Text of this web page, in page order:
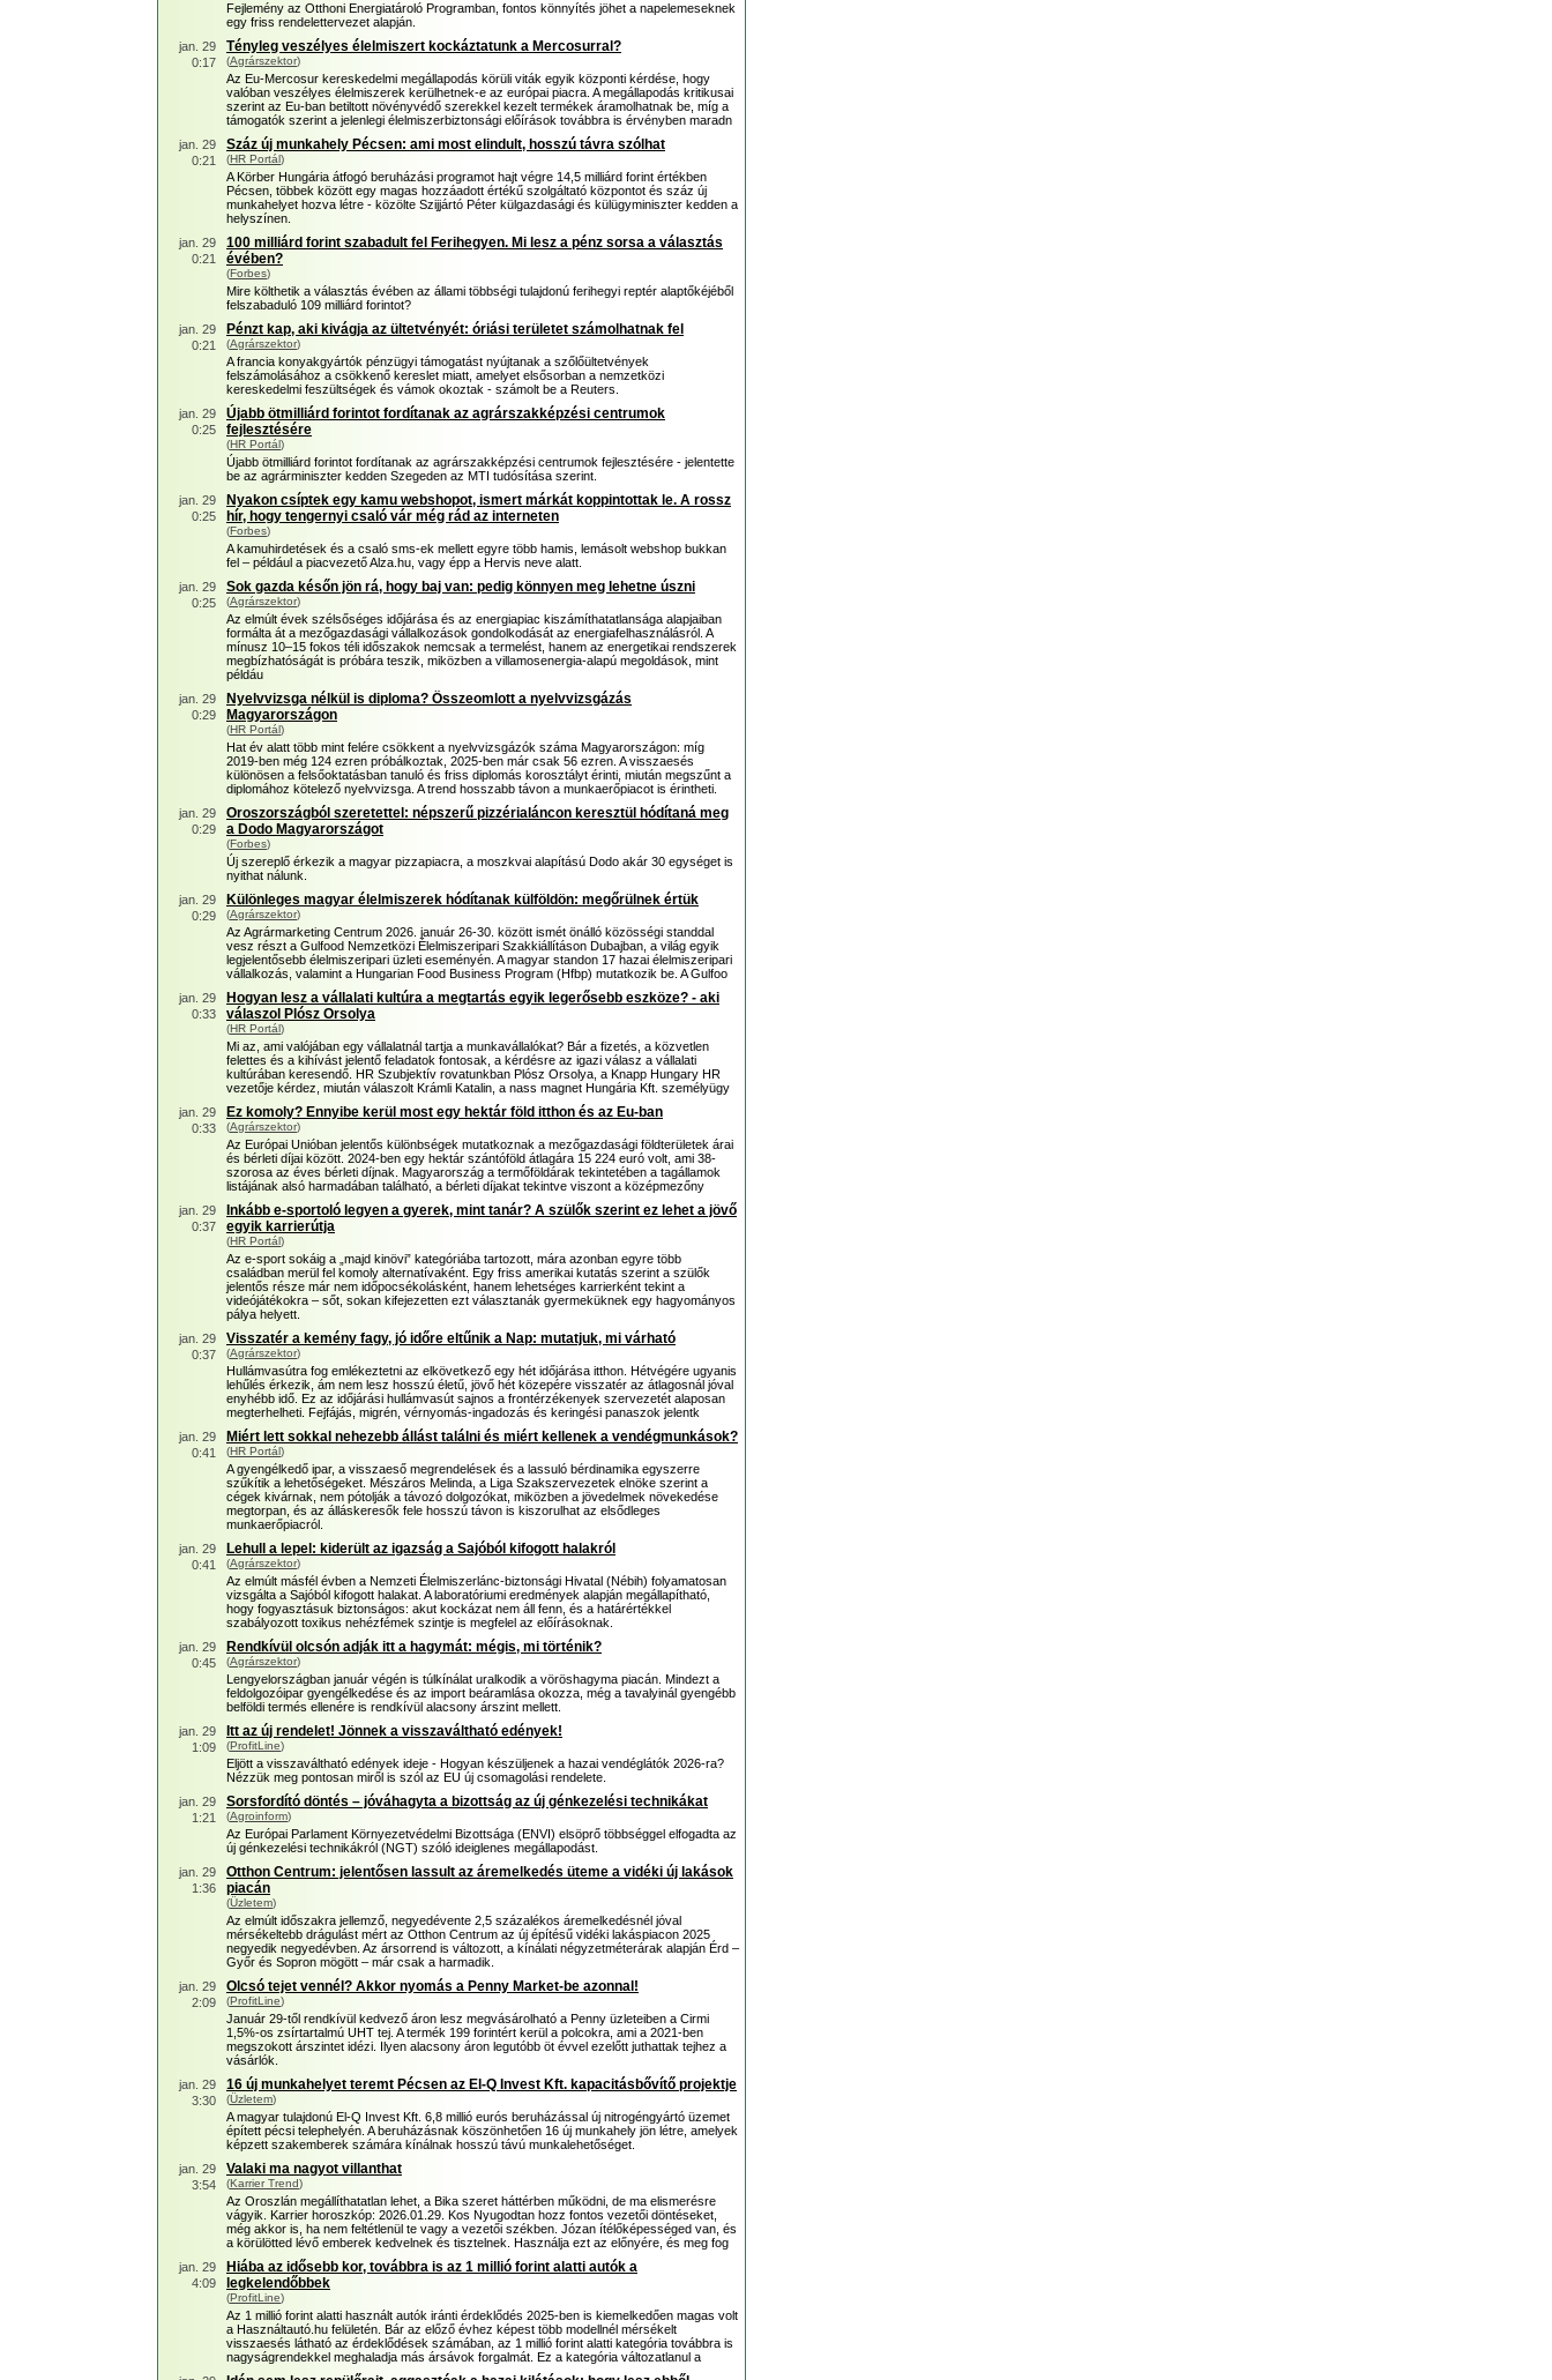
Fejlemény az Otthoni Energiatároló Programban, fontos könnyítés jöhet a napelemeseknek
egy friss rendelettervezet alapján.
jan. 29
0:17
Tényleg veszélyes élelmiszert kockáztatunk a Mercosurral?
(Agrárszektor)
Az Eu-Mercosur kereskedelmi megállapodás körüli viták egyik központi kérdése, hogy
valóban veszélyes élelmiszerek kerülhetnek-e az európai piacra. A megállapodás kritikusai
szerint az Eu-ban betiltott növényvédő szerekkel kezelt termékek áramolhatnak be, míg a
támogatók szerint a jelenlegi élelmiszerbiztonsági előírások továbbra is érvényben maradn
jan. 29
0:21
Száz új munkahely Pécsen: ami most elindult, hosszú távra szólhat
(HR Portál)
A Körber Hungária átfogó beruházási programot hajt végre 14,5 milliárd forint értékben
Pécsen, többek között egy magas hozzáadott értékű szolgáltató központot és száz új
munkahelyet hozva létre - közölte Szijjártó Péter külgazdasági és külügyminiszter kedden a
helyszínen.
jan. 29
0:21
100 milliárd forint szabadult fel Ferihegyen. Mi lesz a pénz sorsa a választás
évében?
(Forbes)
Mire költhetik a választás évében az állami többségi tulajdonú ferihegyi reptér alaptőkéjéből
felszabaduló 109 milliárd forintot?
jan. 29
0:21
Pénzt kap, aki kivágja az ültetvényét: óriási területet számolhatnak fel
(Agrárszektor)
A francia konyakgyártók pénzügyi támogatást nyújtanak a szőlőültetvények
felszámolásához a csökkenő kereslet miatt, amelyet elsősorban a nemzetközi
kereskedelmi feszültségek és vámok okoztak - számolt be a Reuters.
jan. 29
0:25
Újabb ötmilliárd forintot fordítanak az agrárszakképzési centrumok
fejlesztésére
(HR Portál)
Újabb ötmilliárd forintot fordítanak az agrárszakképzési centrumok fejlesztésére - jelentette
be az agrárminiszter kedden Szegeden az MTI tudósítása szerint.
jan. 29
0:25
Nyakon csíptek egy kamu webshopot, ismert márkát koppintottak le. A rossz
hír, hogy tengernyi csaló vár még rád az interneten
(Forbes)
A kamuhirdetések és a csaló sms-ek mellett egyre több hamis, lemásolt webshop bukkan
fel – például a piacvezető Alza.hu, vagy épp a Hervis neve alatt.
jan. 29
0:25
Sok gazda későn jön rá, hogy baj van: pedig könnyen meg lehetne úszni
(Agrárszektor)
Az elmúlt évek szélsőséges időjárása és az energiapiac kiszámíthatatlansága alapjaiban
formálta át a mezőgazdasági vállalkozások gondolkodását az energiafelhasználásról. A
mínusz 10–15 fokos téli időszakok nemcsak a termelést, hanem az energetikai rendszerek
megbízhatóságát is próbára teszik, miközben a villamosenergia-alapú megoldások, mint
példáu
jan. 29
0:29
Nyelvvizsga nélkül is diploma? Összeomlott a nyelvvizsgázás
Magyarországon
(HR Portál)
Hat év alatt több mint felére csökkent a nyelvvizsgázók száma Magyarországon: míg
2019-ben még 124 ezren próbálkoztak, 2025-ben már csak 56 ezren. A visszaesés
különösen a felsőoktatásban tanuló és friss diplomás korosztályt érinti, miután megszűnt a
diplomához kötelező nyelvvizsga. A trend hosszabb távon a munkaerőpiacot is érintheti.
jan. 29
0:29
Oroszországból szeretettel: népszerű pizzérialáncon keresztül hódítaná meg
a Dodo Magyarországot
(Forbes)
Új szereplő érkezik a magyar pizzapiacra, a moszkvai alapítású Dodo akár 30 egységet is
nyithat nálunk.
jan. 29
0:29
Különleges magyar élelmiszerek hódítanak külföldön: megőrülnek értük
(Agrárszektor)
Az Agrármarketing Centrum 2026. január 26-30. között ismét önálló közösségi standdal
vesz részt a Gulfood Nemzetközi Élelmiszeripari Szakkiállításon Dubajban, a világ egyik
legjelentősebb élelmiszeripari üzleti eseményén. A magyar standon 17 hazai élelmiszeripari
vállalkozás, valamint a Hungarian Food Business Program (Hfbp) mutatkozik be. A Gulfoo
jan. 29
0:33
Hogyan lesz a vállalati kultúra a megtartás egyik legerősebb eszköze? - aki
válaszol Plósz Orsolya
(HR Portál)
Mi az, ami valójában egy vállalatnál tartja a munkavállalókat? Bár a fizetés, a közvetlen
felettes és a kihívást jelentő feladatok fontosak, a kérdésre az igazi válasz a vállalati
kultúrában keresendő. HR Szubjektív rovatunkban Plósz Orsolya, a Knapp Hungary HR
vezetője kérdez, miután válaszolt Krámli Katalin, a nass magnet Hungária Kft. személyügy
jan. 29
0:33
Ez komoly? Ennyibe kerül most egy hektár föld itthon és az Eu-ban
(Agrárszektor)
Az Európai Unióban jelentős különbségek mutatkoznak a mezőgazdasági földterületek árai
és bérleti díjai között. 2024-ben egy hektár szántóföld átlagára 15 224 euró volt, ami 38-
szorosa az éves bérleti díjnak. Magyarország a termőföldárak tekintetében a tagállamok
listájának alsó harmadában található, a bérleti díjakat tekintve viszont a középmezőny
jan. 29
0:37
Inkább e-sportoló legyen a gyerek, mint tanár? A szülők szerint ez lehet a jövő
egyik karrierútja
(HR Portál)
Az e-sport sokáig a „majd kinövi” kategóriába tartozott, mára azonban egyre több
családban merül fel komoly alternatívaként. Egy friss amerikai kutatás szerint a szülők
jelentős része már nem időpocsékolásként, hanem lehetséges karrierként tekint a
videójátékokra – sőt, sokan kifejezetten ezt választanák gyermeküknek egy hagyományos
pálya helyett.
jan. 29
0:37
Visszatér a kemény fagy, jó időre eltűnik a Nap: mutatjuk, mi várható
(Agrárszektor)
Hullámvasútra fog emlékeztetni az elkövetkező egy hét időjárása itthon. Hétvégére ugyanis
lehűlés érkezik, ám nem lesz hosszú életű, jövő hét közepére visszatér az átlagosnál jóval
enyhébb idő. Ez az időjárási hullámvasút sajnos a frontérzékenyek szervezetét alaposan
megterhelheti. Fejfájás, migrén, vérnyomás-ingadozás és keringési panaszok jelentk
jan. 29
0:41
Miért lett sokkal nehezebb állást találni és miért kellenek a vendégmunkások?
(HR Portál)
A gyengélkedő ipar, a visszaeső megrendelések és a lassuló bérdinamika egyszerre
szűkítik a lehetőségeket. Mészáros Melinda, a Liga Szakszervezetek elnöke szerint a
cégek kivárnak, nem pótolják a távozó dolgozókat, miközben a jövedelmek növekedése
megtorpan, és az álláskeresők fele hosszú távon is kiszorulhat az elsődleges
munkaerőpiacról.
jan. 29
0:41
Lehull a lepel: kiderült az igazság a Sajóból kifogott halakról
(Agrárszektor)
Az elmúlt másfél évben a Nemzeti Élelmiszerlánc-biztonsági Hivatal (Nébih) folyamatosan
vizsgálta a Sajóból kifogott halakat. A laboratóriumi eredmények alapján megállapítható,
hogy fogyasztásuk biztonságos: akut kockázat nem áll fenn, és a határértékkel
szabályozott toxikus nehézfémek szintje is megfelel az előírásoknak.
jan. 29
0:45
Rendkívül olcsón adják itt a hagymát: mégis, mi történik?
(Agrárszektor)
Lengyelországban január végén is túlkínálat uralkodik a vöröshagyma piacán. Mindezt a
feldolgozóipar gyengélkedése és az import beáramlása okozza, még a tavalyinál gyengébb
belföldi termés ellenére is rendkívül alacsony árszint mellett.
jan. 29
1:09
Itt az új rendelet! Jönnek a visszaváltható edények!
(ProfitLine)
Eljött a visszaváltható edények ideje - Hogyan készüljenek a hazai vendéglátók 2026-ra?
Nézzük meg pontosan miről is szól az EU új csomagolási rendelete.
jan. 29
1:21
Sorsfordító döntés – jóváhagyta a bizottság az új génkezelési technikákat
(Agroinform)
Az Európai Parlament Környezetvédelmi Bizottsága (ENVI) elsöprő többséggel elfogadta az
új génkezelési technikákról (NGT) szóló ideiglenes megállapodást.
jan. 29
1:36
Otthon Centrum: jelentősen lassult az áremelkedés üteme a vidéki új lakások
piacán
(Üzletem)
Az elmúlt időszakra jellemző, negyedévente 2,5 százalékos áremelkedésnél jóval
mérsékeltebb drágulást mért az Otthon Centrum az új építésű vidéki lakáspiacon 2025
negyedik negyedévben. Az ársorrend is változott, a kínálati négyzetméterárak alapján Érd –
Győr és Sopron mögött – már csak a harmadik.
jan. 29
2:09
Olcsó tejet vennél? Akkor nyomás a Penny Market-be azonnal!
(ProfitLine)
Január 29-től rendkívül kedvező áron lesz megvásárolható a Penny üzleteiben a Cirmi
1,5%-os zsírtartalmú UHT tej. A termék 199 forintért kerül a polcokra, ami a 2021-ben
megszokott árszintet idézi. Ilyen alacsony áron legutóbb öt évvel ezelőtt juthattak tejhez a
vásárlók.
jan. 29
3:30
16 új munkahelyet teremt Pécsen az El-Q Invest Kft. kapacitásbővítő projektje
(Üzletem)
A magyar tulajdonú El-Q Invest Kft. 6,8 millió eurós beruházással új nitrogéngyártó üzemet
épített pécsi telephelyén. A beruházásnak köszönhetően 16 új munkahely jön létre, amelyek
képzett szakemberek számára kínálnak hosszú távú munkalehetőséget.
jan. 29
3:54
Valaki ma nagyot villanthat
(Karrier Trend)
Az Oroszlán megállíthatatlan lehet, a Bika szeret háttérben működni, de ma elismerésre
vágyik. Karrier horoszkóp: 2026.01.29. Kos Nyugodtan hozz fontos vezetői döntéseket,
még akkor is, ha nem feltétlenül te vagy a vezetői székben. Józan ítélőképességed van, és
a körülötted lévő emberek kedvelnek és tisztelnek. Használja ezt az előnyére, és meg fog
jan. 29
4:09
Hiába az idősebb kor, továbbra is az 1 millió forint alatti autók a
legkelendőbbek
(ProfitLine)
Az 1 millió forint alatti használt autók iránti érdeklődés 2025-ben is kiemelkedően magas volt
a Használtautó.hu felületén. Bár az előző évhez képest több modellnél mérsékelt
visszaesés látható az érdeklődések számában, az 1 millió forint alatti kategória továbbra is
nagyságrendekkel meghaladja más ársávok forgalmát. Ez a kategória változatlanul a